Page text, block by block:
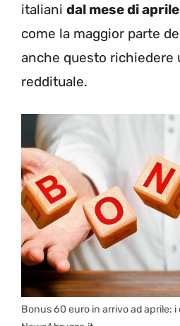
italiani dal mese di aprile
come la maggior parte
anche questo richiedere
reddituale.
Bonus 60 euro in arrivo ad aprile: